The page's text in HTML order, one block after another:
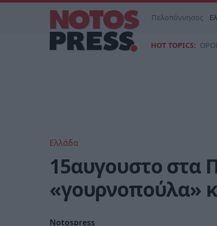
Πελοπόννησος
HOT TOPICS:
Ελλάδα
15αυγουστο στα
«γουρνοπούλα»
Notospress